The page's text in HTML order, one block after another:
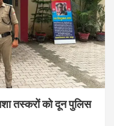
तस्करों को दून पुलिस